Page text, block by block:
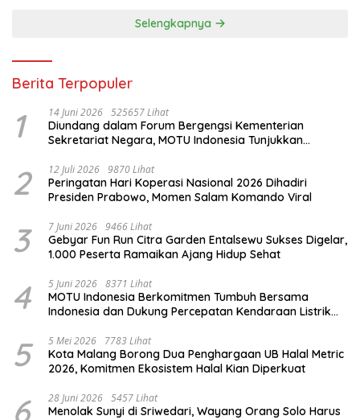
Selengkapnya
Berita Terpopuler
1 14 Juni 2026 525657 Lihat
Diundang dalam Forum Bergengsi Kementerian
Sekretariat Negara, MOTU Indonesia Tunjukkan
2 12 Juli 2026 9870 Lihat
Peringatan Hari Koperasi Nasional 2026 Dihadiri
Presiden Prabowo, Momen Salam Komando Viral
3 7 Juni 2026 9466 Lihat
Gebyar Fun Run Citra Garden Entalsewu Sukses Digelar,
1.000 Peserta Ramaikan Ajang Hidup Sehat
4 5 Juni 2026 8371 Lihat
MOTU Indonesia Berkomitmen Tumbuh Bersama
Indonesia dan Dukung Percepatan Kendaraan Listrik
5 5 Mei 2026 7783 Lihat
Kota Malang Borong Dua Penghargaan UB Halal Metric
2026, Komitmen Ekosistem Halal Kian Diperkuat
6 28 Juni 2026 5457 Lihat
Menolak Sunyi di Sriwedari, Wayang Orang Solo Harus